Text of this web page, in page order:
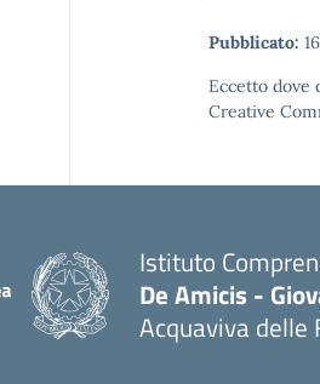
Pubblicato:
Eccetto dove
Creative
Istituto
De Amicis -
Acquaviva delle